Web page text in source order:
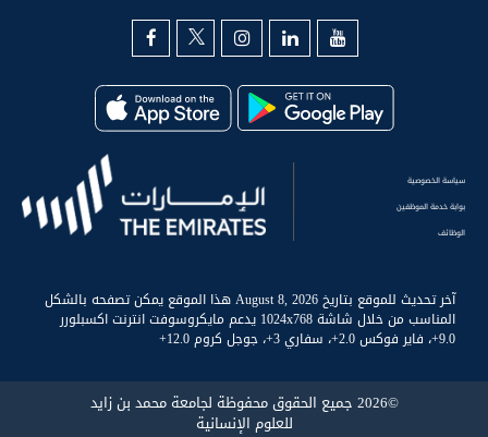
سياسة الخصوصية
بوابة خدمة الموظفين
الوظائف
آخر تحديث للموقع بتاريخ August 8, 2026 هذا الموقع يمكن تصفحه بالشكل
المناسب من خلال شاشة 1024x768 يدعم مايكروسوفت انترنت اكسبلورر
9.0+، فاير فوكس 2.0+، سفاري 3+، جوجل كروم 12.0+
©2026 جميع الحقوق محفوظة لجامعة محمد بن زايد
للعلوم الإنسانية